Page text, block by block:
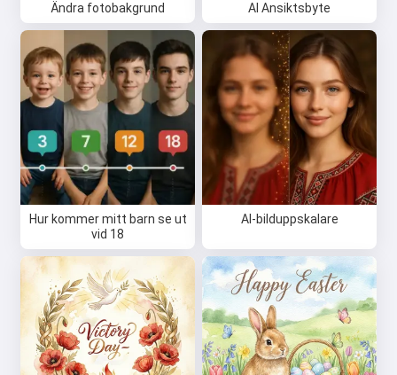
Ändra fotobakgrund AI Ansiktsbyte
Hur kommer mitt barn se ut
vid 18
AI-bilduppskalare
Hej 👋
Jag kan skapa låtar, skriva dikter
och gratulationer 🥰
Prova gratis
Jag accepterar: Användarvillkor,
Återbetalningspolicy